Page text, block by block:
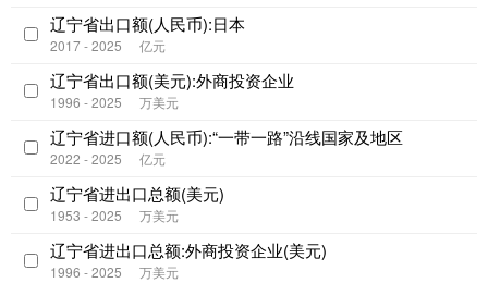
辽宁省出口额(人民币):日本
2017 - 2025 亿元
辽宁省出口额(美元):外商投资企业
1996 - 2025 万美元
辽宁省进口额(人民币):“一带一路”沿线国家及地区
2022 - 2025 亿元
辽宁省进出口总额(美元)
1953 - 2025 万美元
辽宁省进出口总额:外商投资企业(美元)
1996 - 2025 万美元